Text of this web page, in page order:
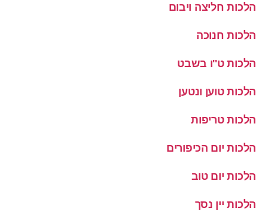
הלכות חליצה ויבום
הלכות חנוכה
הלכות ט''ו בשבט
הלכות טוען ונטען
הלכות טריפות
הלכות יום הכיפורים
הלכות יום טוב
הלכות יין נסך